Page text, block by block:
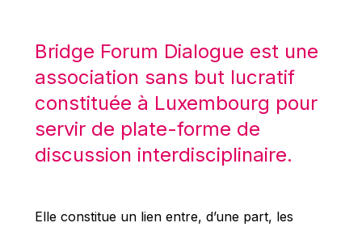
Otmar Issing
Paolo Mengozzi
Paschal Donohoe
Pat Cox
Patrizia Nanz
Pierre Gramegna
Bridge Forum Dialogue est une
association sans but lucratif
constituée à Luxembourg pour
servir de plate-forme de
discussion interdisciplinaire.
Elle constitue un lien entre, d’une part, les